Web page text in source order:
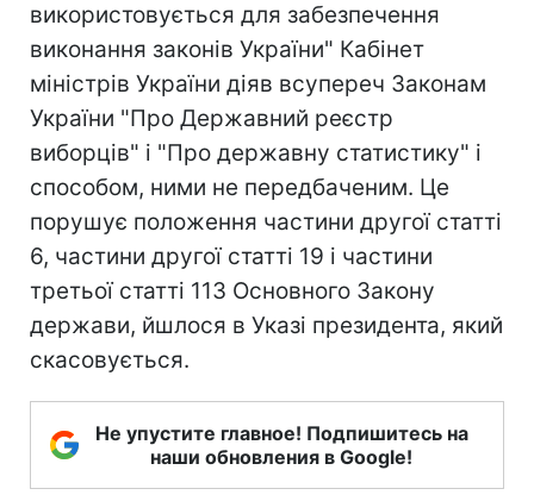
використовується для забезпечення
виконання законів України" Кабінет
міністрів України діяв всупереч Законам
України "Про Державний реєстр
виборців" і "Про державну статистику" і
способом, ними не передбаченим. Це
порушує положення частини другої статті
6, частини другої статті 19 і частини
третьої статті 113 Основного Закону
держави, йшлося в Указі президента, який
скасовується.
Не упустите главное! Подпишитесь на
наши обновления в Google!